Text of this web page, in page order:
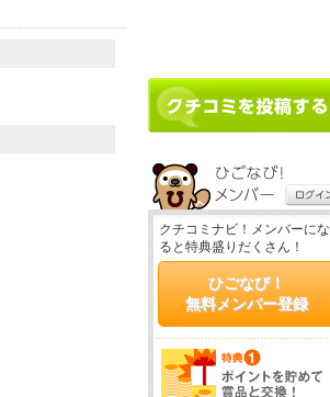
クチコミナビ！メンバーにな
ると特典盛りだくさん！
ひごなび！
無料メンバー登録